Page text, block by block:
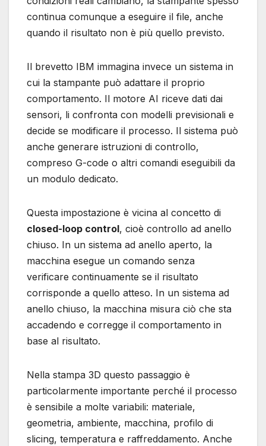
continua comunque a eseguire il file, anche
quando il risultato non è più quello previsto.
Il brevetto IBM immagina invece un sistema in
cui la stampante può adattare il proprio
comportamento. Il motore AI riceve dati dai
sensori, li confronta con modelli previsionali e
decide se modificare il processo. Il sistema può
anche generare istruzioni di controllo,
compreso G-code o altri comandi eseguibili da
un modulo dedicato.
Questa impostazione è vicina al concetto di
closed-loop control, cioè controllo ad anello
chiuso. In un sistema ad anello aperto, la
macchina esegue un comando senza
verificare continuamente se il risultato
corrisponde a quello atteso. In un sistema ad
anello chiuso, la macchina misura ciò che sta
accadendo e corregge il comportamento in
base al risultato.
Nella stampa 3D questo passaggio è
particolarmente importante perché il processo
è sensibile a molte variabili: materiale,
geometria, ambiente, macchina, profilo di
slicing, temperatura e raffreddamento. Anche